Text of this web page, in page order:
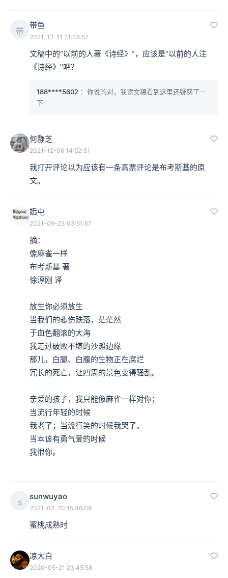
带
带鱼
2021-12-11 21:38:57
文稿中的“以前的人著《诗经》”，应该是“以前的人注
《诗经》”吧？
188****5602 ：你说的对，我读文稿看到这里还疑惑了一
下
何静芝
2021-12-06 14:52:31
我打开评论以为应该有一条高票评论是布考斯基的原
文。
姤屯
2021-09-23 03:51:57
摘：
像麻雀一样
布考斯基 著
徐淳刚 译
放生你必须放生
当我们的悲伤跌落，茫茫然
于血色翻滚的大海
我走过破败不堪的沙滩边缘
那儿，白腿、白腹的生物正在腐烂
冗长的死亡，让四周的景色变得骚乱。
亲爱的孩子，我只能像麻雀一样对你；
当流行年轻的时候
我老了；当流行笑的时候我哭了。
当本该有勇气爱的时候
我恨你。
s
sunwuyao
2021-02-20 15:46:09
蜜桃成熟时
凉大白
2020-05-21 23:45:58